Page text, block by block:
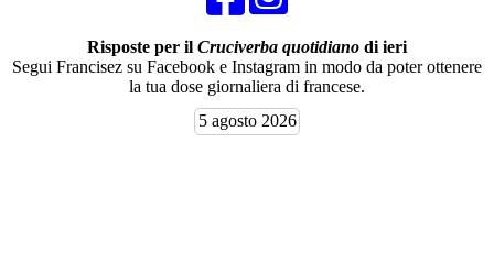
Risposte per il Cruciverba quotidiano di ieri
Segui Francisez su Facebook e Instagram in modo da poter ottenere
la tua dose giornaliera di francese.
5 agosto 2026